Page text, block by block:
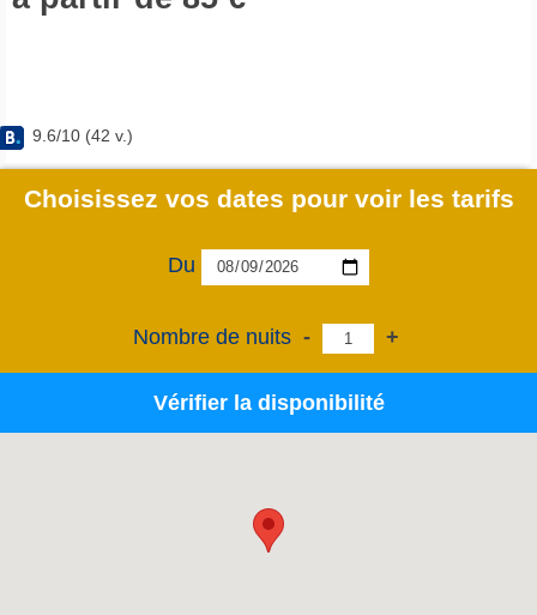
9.6/10 (42 v.)
Choisissez vos dates pour voir les tarifs
Du
Nombre de nuits - +
Vérifier la disponibilité